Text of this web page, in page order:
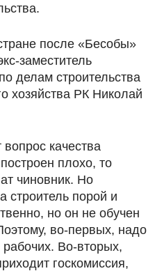
после «Бесобы»
заместитель
делам строительства
хозяйства РК Николай
качества
плохо, то
чиновник. Но
строитель порой и
но он не обучен
во-первых, надо
Во-вторых,
госкомиссия,